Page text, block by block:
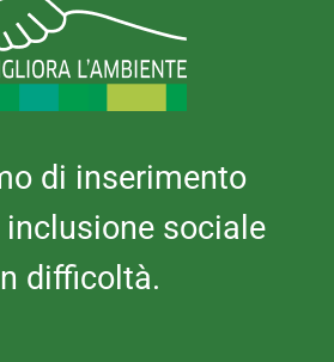
di inserimento
inclusione sociale
difficoltà.